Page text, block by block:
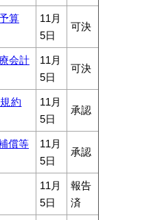
算
11月
5日
可決
会計
11月
5日
可決
約
11月
5日
承認
償等
11月
5日
承認
11月
5日
報告
済